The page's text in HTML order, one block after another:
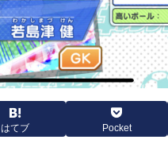
はてブ Pocket